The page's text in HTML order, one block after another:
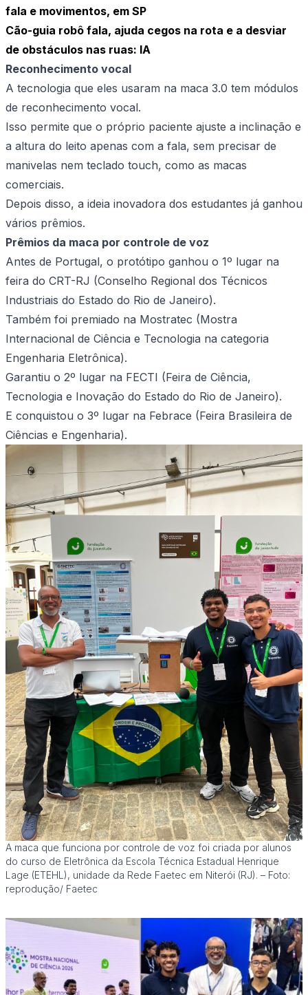
fala e movimentos, em SP
Cão-guia robô fala, ajuda cegos na rota e a desviar
de obstáculos nas ruas: IA
Reconhecimento vocal
A tecnologia que eles usaram na maca 3.0 tem módulos
de reconhecimento vocal.
Isso permite que o próprio paciente ajuste a inclinação e
a altura do leito apenas com a fala, sem precisar de
manivelas nem teclado touch, como as macas
comerciais.
Depois disso, a ideia inovadora dos estudantes já ganhou
vários prêmios.
Prêmios da maca por controle de voz
Antes de Portugal, o protótipo ganhou o 1º lugar na
feira do CRT-RJ (Conselho Regional dos Técnicos
Industriais do Estado do Rio de Janeiro).
Também foi premiado na Mostratec (Mostra
Internacional de Ciência e Tecnologia na categoria
Engenharia Eletrônica).
Garantiu o 2º lugar na FECTI (Feira de Ciência,
Tecnologia e Inovação do Estado do Rio de Janeiro).
E conquistou o 3º lugar na Febrace (Feira Brasileira de
Ciências e Engenharia).
A maca que funciona por controle de voz foi criada por alunos
do curso de Eletrônica da Escola Técnica Estadual Henrique
Lage (ETEHL), unidade da Rede Faetec em Niterói (RJ). – Foto:
reprodução/ Faetec